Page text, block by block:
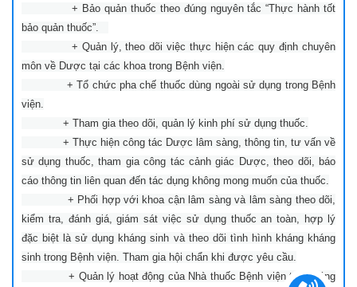
+ Bảo quản thuốc theo đúng nguyên tắc “Thực hành tốt
bảo quản thuốc”.
+ Quản lý, theo dõi việc thực hiện các quy định chuyên
môn về Dược tại các khoa trong Bệnh viện.
+ Tổ chức pha chế thuốc dùng ngoài sử dụng trong Bệnh
viện.
+ Tham gia theo dõi, quản lý kinh phí sử dụng thuốc.
+ Thực hiện công tác Dược lâm sàng, thông tin, tư vấn về
sử dụng thuốc, tham gia công tác cảnh giác Dược, theo dõi, báo
cáo thông tin liên quan đến tác dụng không mong muốn của thuốc.
+ Phối hợp với khoa cận lâm sàng và lâm sàng theo dõi,
kiểm tra, đánh giá, giám sát việc sử dụng thuốc an toàn, hợp lý
đặc biệt là sử dụng kháng sinh và theo dõi tình hình kháng kháng
sinh trong Bệnh viện. Tham gia hội chẩn khi được yêu cầu.
+ Quản lý hoạt động của Nhà thuốc Bệnh viện theo đúng